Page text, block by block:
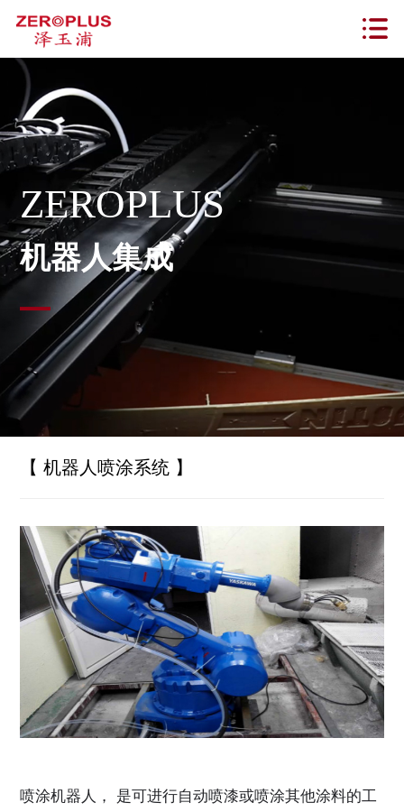
ZEROPLUS
机器人集成
【 机器人喷涂系统 】
喷涂机器人， 是可进行自动喷漆或喷涂其他涂料的工